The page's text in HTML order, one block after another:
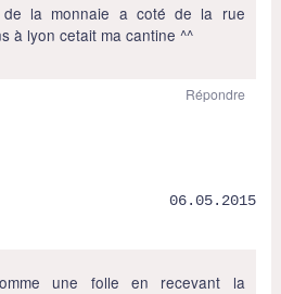
la monnaie a coté de la rue
à lyon cetait ma cantine ^^
Répondre
06.05.2015
une folle en recevant la